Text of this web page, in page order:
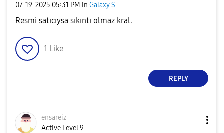
‎07-19-2025 05:31 PM in Galaxy S
Resmi satıcıysa sıkıntı olmaz kral.
1 Like
REPLY
ensareiz
Active Level 9